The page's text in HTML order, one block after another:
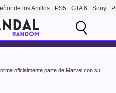
de los Anillos PS5 GTA 6 Sony
oficialmente parte de Marvel con su